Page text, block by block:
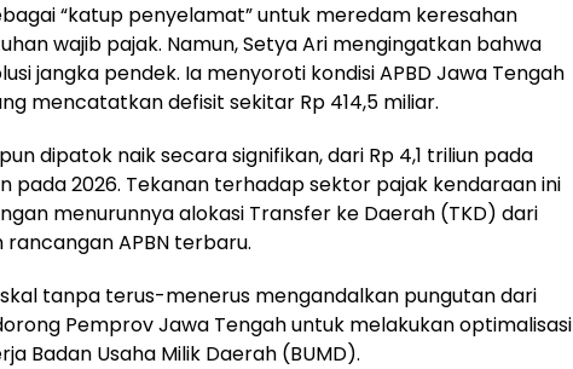
“katup penyelamat” untuk meredam keresahan
wajib pajak. Namun, Setya Ari mengingatkan bahwa
jangka pendek. Ia menyoroti kondisi APBD Jawa Tengah
mencatatkan defisit sekitar Rp 414,5 miliar.
dipatok naik secara signifikan, dari Rp 4,1 triliun pada
pada 2026. Tekanan terhadap sektor pajak kendaraan ini
menurunnya alokasi Transfer ke Daerah (TKD) dari
APBN terbaru.
tanpa terus-menerus mengandalkan pungutan dari
Pemprov Jawa Tengah untuk melakukan optimalisasi
Badan Usaha Milik Daerah (BUMD).